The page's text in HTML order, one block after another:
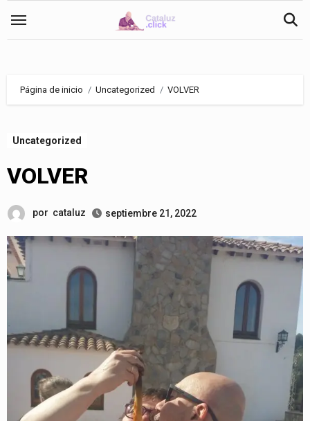
Página de inicio Uncategorized VOLVER
Uncategorized
VOLVER
por cataluz septiembre 21, 2022